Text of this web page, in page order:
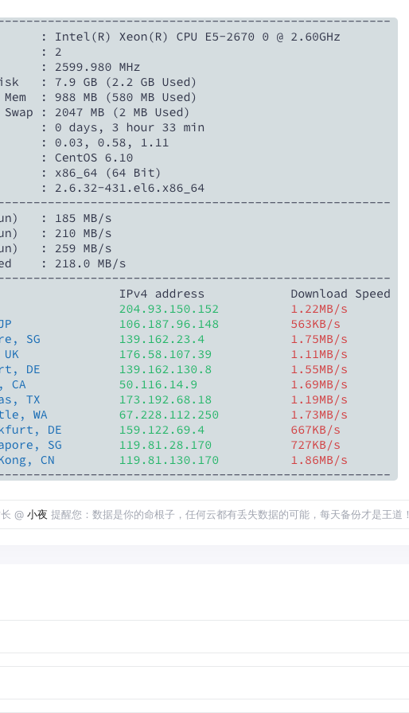
@ 小夜 提醒您：数据是你的命根子，任何云都有丢失数据的可能，每天备份才是王道！